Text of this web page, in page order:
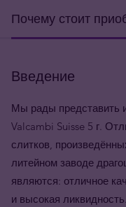
Почему стоит
Введение
Мы рады представить
Valcambi Suisse 5 г.
слитков,
литейном заводе
являются: отличное
и высокая